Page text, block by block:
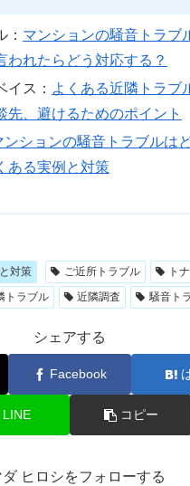
： マンションの騒音トラブ
われたらどう対応する？
イス： よくある近隣トラブ
先、避けるためのポイント
ンションの騒音トラブルは
る実例と対策
対策 ご近所トラブル
ト
トラブル 近隣調査 騒音ト
シェアする
Facebook
LINE コピー
ダ ヒロシをフォローする